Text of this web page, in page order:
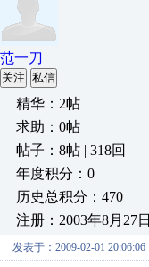
范一刀
关注 私信
精华：2帖
求助：0帖
帖子：8帖 | 318回
年度积分：0
历史总积分：470
注册：2003年8月27日
发表于：2009-02-01 20:06:06